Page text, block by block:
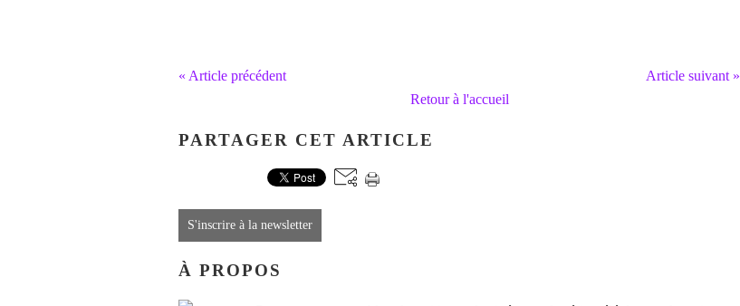
« Article précédent
Article suivant »
Retour à l'accueil
PARTAGER CET ARTICLE
S'inscrire à la newsletter
À PROPOS